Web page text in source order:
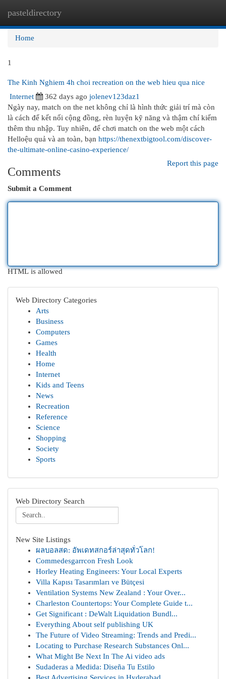
pasteldirectory
Home
1
The Kinh Nghiem 4h choi recreation on the web hieu qua nice
Internet
362 days ago jolenev123daz1
Ngày nay, match on the net không chỉ là hình thức giải trí mà còn
là cách để kết nối cộng đồng, rèn luyện kỹ năng và thậm chí kiếm
thêm thu nhập. Tuy nhiên, để chơi match on the web một cách
Helloệu quả và an toàn, bạn https://thenextbigtool.com/discover-
the-ultimate-online-casino-experience/
Report this page
Comments
Submit a Comment
HTML is allowed
Web Directory Categories
Arts
Business
Computers
Games
Health
Home
Internet
Kids and Teens
News
Recreation
Reference
Science
Shopping
Society
Sports
Web Directory Search
New Site Listings
ผลบอลสด: อัพเดทสกอร์ล่าสุดทั่วโลก!
Commedesgarrcon Fresh Look
Horley Heating Engineers: Your Local Experts
Villa Kapısı Tasarımları ve Bütçesi
Ventilation Systems New Zealand : Your Over...
Charleston Countertops: Your Complete Guide t...
Get Significant : DeWalt Liquidation Bundl...
Everything About self publishing UK
The Future of Video Streaming: Trends and Predi...
Locating to Purchase Research Substances Onl...
What Might Be Next In The Ai video ads
Sudaderas a Medida: Diseña Tu Estilo